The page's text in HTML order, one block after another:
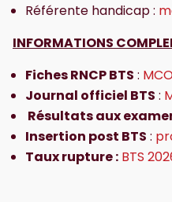
Référente handicap :
INFORMATIONS
Fiches RNCP BTS :
Journal officiel BTS :
Résultats aux
Insertion post BTS :
Taux rupture : BTS